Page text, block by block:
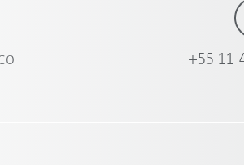
+55 11